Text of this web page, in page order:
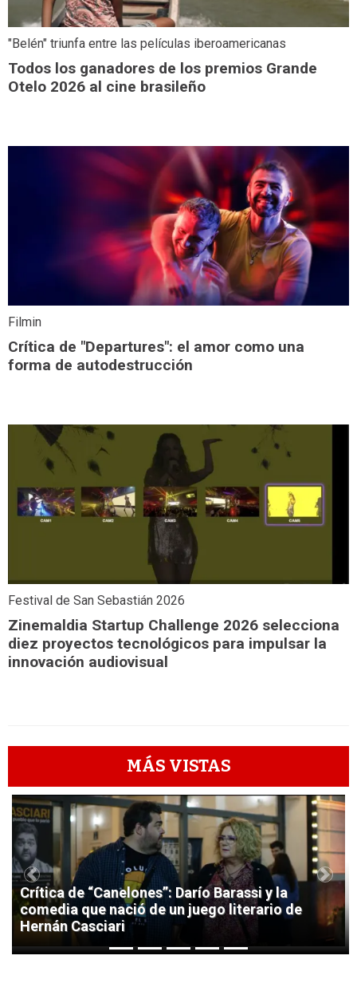
"Belén" triunfa entre las películas iberoamericanas
Todos los ganadores de los premios Grande
Otelo 2026 al cine brasileño
Filmin
Crítica de "Departures": el amor como una
forma de autodestrucción
Festival de San Sebastián 2026
Zinemaldia Startup Challenge 2026 selecciona
diez proyectos tecnológicos para impulsar la
innovación audiovisual
MÁS VISTAS
1
Crítica de “Canelones”: Darío Barassi y la
comedia que nació de un juego literario de
Hernán Casciari
Previous Next